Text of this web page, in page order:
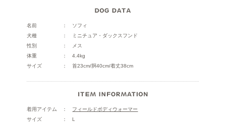
名前
ソフィ
犬種
ミニチュア・ダックスフンド
性別
メス
体重
4.4kg
サイズ
首23cm/胴40cm/着丈38cm
着用アイテム
フィールドボディウォーマー
サイズ
L